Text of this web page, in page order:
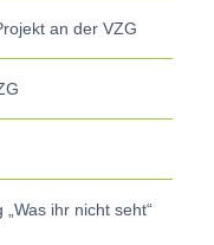
an der VZG
ihr nicht seht“